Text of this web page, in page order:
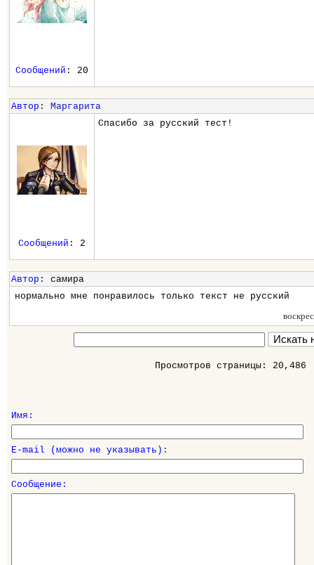
Сообщений : 20
Автор : Маргарита
Спасибо за русский тест!
Сообщений : 2
Автор : самира
нормально мне понравилось только текст не русский
Просмотров страницы: 20,486
Имя:
E-mail (можно не указывать):
Сообщение: